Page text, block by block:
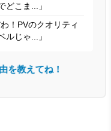
こま...」
！PVのクオリティ
じゃ...」
を教えてね！